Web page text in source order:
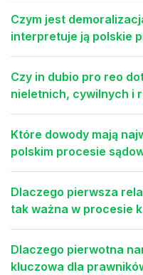
Czym jest
interpretuje ją polskie
Czy in dubio pro reo
nieletnich, cywilnych i
Które dowody mają
polskim procesie
Dlaczego pierwsza
tak ważna w procesie
Dlaczego pierwotna
kluczowa dla